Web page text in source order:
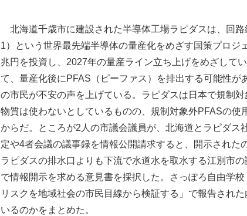
北海道千歳市に建設された半導体工場ラピダスは、回
1）という世界最先端半導体の量産化をめざす国策プロジ
兆円を投資し、2027年の量産ライン立ち上げをめざして
て、量産化後にPFAS（ピーファス）を排出する可能性が
の市民が不安の声を上げている。ラピダスは日本で規制
物質は使わないとしているものの、規制対象外PFASの使
からだ。ところが2人の市議会議員が、北海道とラピダス
定や4者会議の議事録を情報公開請求すると、開示された
ラピダスの排水口よりも下流で水道水を取水する江別市
で情報開示を求める意見書を採択した。さっぽろ自由学
リスクを地域社会の市民目線から検証する」で報告され
いるのかをまとめた。